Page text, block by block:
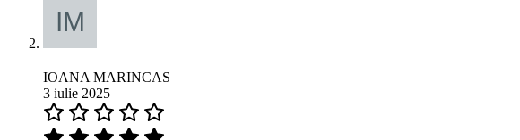
IOANA MARINCAS
3 iulie 2025